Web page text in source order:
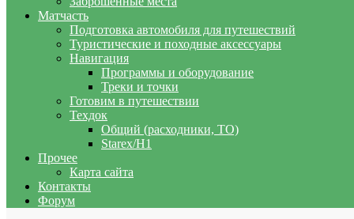
Матчасть
Подготовка автомобиля для путешествий
Туристические и походные аксессуары
Навигация
Программы и оборудование
Треки и точки
Готовим в путешествии
Техдок
Общий (расходники, ТО)
Starex/H1
Прочее
Карта сайта
Контакты
Форум